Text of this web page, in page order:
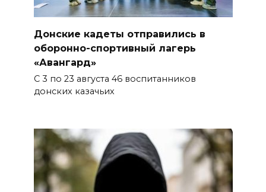
в местных мужчинах
06 августа 2026 15:38
Возбуждено еще одно дело:
подозреваемому в поджоге
на АЗС заполняли две
06 августа 2026 15:35
Десятки социальных
инициатив из Ростовской
Донские кадеты отправились в
оборонно-спортивный лагерь
«Авангард»
С 3 по 23 августа 46 воспитанников
донских казачьих